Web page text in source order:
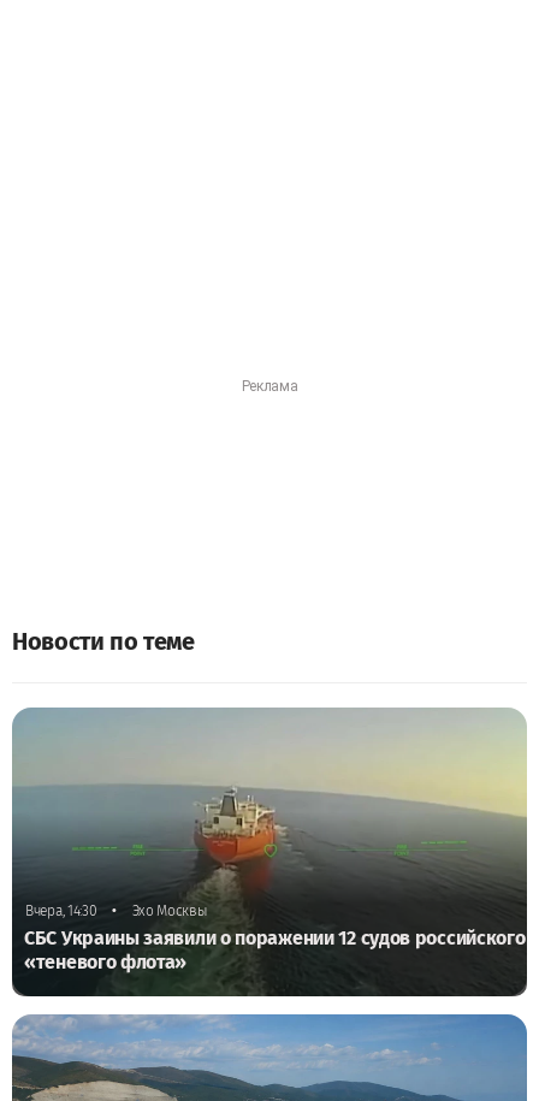
Новости по теме
Вчера, 14:30 • Эхо Москвы
СБС Украины заявили о поражении 12 судов российского
«теневого флота»